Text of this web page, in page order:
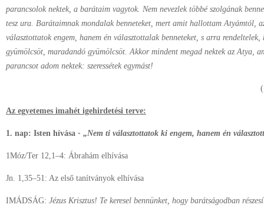
parancsolok nektek, a barátaim vagytok. Nem nevezlek többé szolgának
tesz ura. Barátaimnak mondalak benneteket, mert amit hallottam Atyámtól,
választottatok engem, hanem én választottalak benneteket, s arra rendeltelek,
gyümölcsöt, maradandó gyümölcsöt. Akkor mindent megad nektek az Atya,
parancsot adom nektek: szeressétek egymást!
Az egyetemes imahét igehirdetési terve:
1. nap: Isten hívása - „Nem ti választottatok ki engem, hanem én
1Móz/Ter 12,1–4: Ábrahám elhívása
Jn. 1,35–51: Az első tanítványok elhívása
IMÁDSÁG: Jézus Krisztus! Te keresel bennünket, hogy barátságodban